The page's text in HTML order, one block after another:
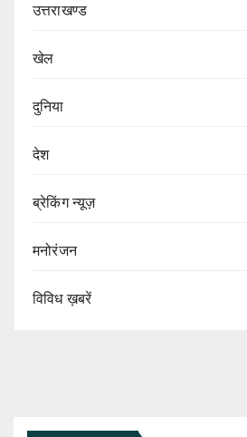
उत्तराखण्ड
खेल
दुनिया
देश
ब्रेकिंग न्यूज़
मनोरंजन
विविध ख़बरें